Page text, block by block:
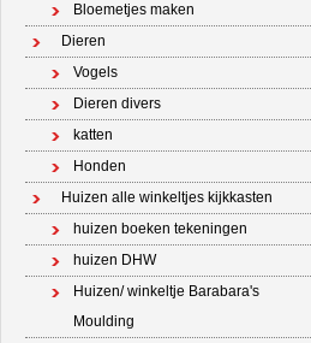
Bloemetjes maken
Dieren
Vogels
Dieren divers
katten
Honden
Huizen alle winkeltjes kijkkasten
huizen boeken tekeningen
huizen DHW
Huizen/ winkeltje Barabara's
Moulding